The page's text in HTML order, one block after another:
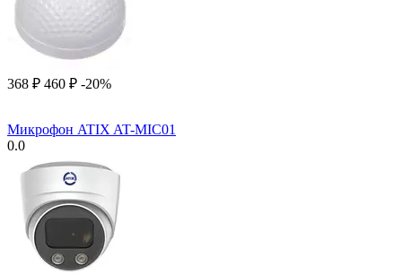
‍368‍ ₽ ‍460‍ ₽ -20%
Микрофон ATIX AT-MIC01
0.0